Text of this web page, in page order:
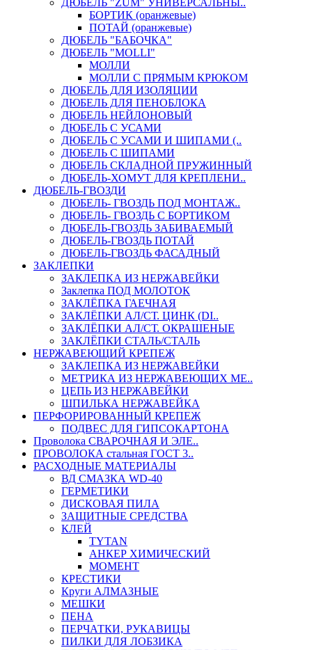
ДЮБЕЛЬ "ZUM" УНИВЕРСАЛЬНЫ..
БОРТИК (оранжевые)
ПОТАЙ (оранжевые)
ДЮБЕЛЬ "БАБОЧКА"
ДЮБЕЛЬ "МOLLI"
МОЛЛИ
МОЛЛИ С ПРЯМЫМ КРЮКОМ
ДЮБЕЛЬ ДЛЯ ИЗОЛЯЦИИ
ДЮБЕЛЬ ДЛЯ ПЕНОБЛОКА
ДЮБЕЛЬ НЕЙЛОНОВЫЙ
ДЮБЕЛЬ С УСАМИ
ДЮБЕЛЬ С УСАМИ И ШИПАМИ (..
ДЮБЕЛЬ С ШИПАМИ
ДЮБЕЛЬ СКЛАДНОЙ ПРУЖИННЫЙ
ДЮБЕЛЬ-ХОМУТ ДЛЯ КРЕПЛЕНИ..
ДЮБЕЛЬ-ГВОЗДИ
ДЮБЕЛЬ- ГВОЗДЬ ПОД МОНТАЖ..
ДЮБЕЛЬ- ГВОЗДЬ С БОРТИКОМ
ДЮБЕЛЬ-ГВОЗДЬ ЗАБИВАЕМЫЙ
ДЮБЕЛЬ-ГВОЗДЬ ПОТАЙ
ДЮБЕЛЬ-ГВОЗДЬ ФАСАДНЫЙ
ЗАКЛЕПКИ
ЗАКЛЕПКА ИЗ НЕРЖАВЕЙКИ
Заклепка ПОД МОЛОТОК
ЗАКЛЁПКА ГАЕЧНАЯ
ЗАКЛЁПКИ АЛ/СТ. ЦИНК (DI..
ЗАКЛЁПКИ АЛ/СТ. ОКРАШЕНЫЕ
ЗАКЛЁПКИ СТАЛЬ/СТАЛЬ
НЕРЖАВЕЮЩИЙ КРЕПЕЖ
ЗАКЛЕПКА ИЗ НЕРЖАВЕЙКИ
МЕТРИКА ИЗ НЕРЖАВЕЮЩИХ МЕ..
ЦЕПЬ ИЗ НЕРЖАВЕЙКИ
ШПИЛЬКА НЕРЖАВЕЙКА
ПЕРФОРИРОВАННЫЙ КРЕПЕЖ
ПОДВЕС ДЛЯ ГИПСОКАРТОНА
Проволока СВАРОЧНАЯ И ЭЛЕ..
ПРОВОЛОКА стальная ГОСТ 3..
РАСХОДНЫЕ МАТЕРИАЛЫ
ВД СМАЗКА WD-40
ГЕРМЕТИКИ
ДИСКОВАЯ ПИЛА
ЗАЩИТНЫЕ СРЕДСТВА
КЛЕЙ
TYTAN
АНКЕР ХИМИЧЕСКИЙ
МОМЕНТ
КРЕСТИКИ
Круги АЛМАЗНЫЕ
МЕШКИ
ПЕНА
ПЕРЧАТКИ, РУКАВИЦЫ
ПИЛКИ ДЛЯ ЛОБЗИКА